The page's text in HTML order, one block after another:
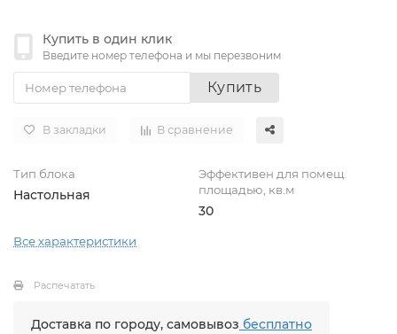
Купить в один клик
Введите номер телефона и мы перезвоним
Купить
В закладки В сравнение
Тип блока
Настольная
Эффективен для помещ.
площадью, кв.м
30
Все характеристики
Распечатать
Доставка по городу, самовывоз бесплатно